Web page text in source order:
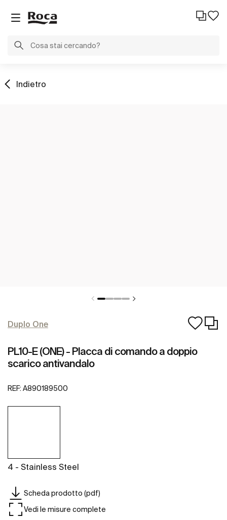
Indietro
Duplo One
PL10-E (ONE) - Placca di comando a doppio
scarico antivandalo
REF: A890189500
4 - Stainless Steel
Scheda prodotto (pdf)
Vedi le misure complete